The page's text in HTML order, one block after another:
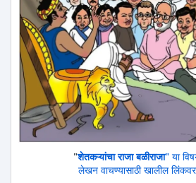
"शेतकऱ्यांचा राजा बळीराजा"या
लेखन वाचण्यासाठी खालील